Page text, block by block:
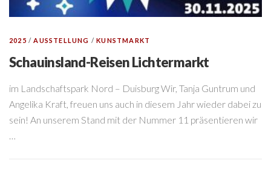
2025 /AUSSTELLUNG /KUNSTMARKT
Schauinsland-Reisen Lichtermarkt
im Landschaftspark Nord – Duisburg Wir, Tanja Guntrum und
Angelika Kraft, freuen uns auch in diesem Jahr wieder dabei zu
sein! An unserem Stand mit der Nummer 11 präsentieren wir